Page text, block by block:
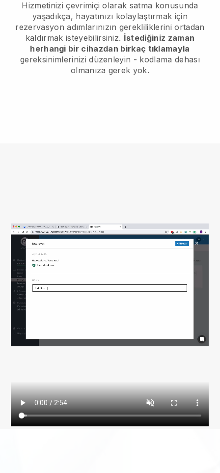
Hizmetinizi çevrimiçi olarak satma konusunda
yaşadıkça, hayatınızı kolaylaştırmak için
rezervasyon adımlarınızın gerekliliklerini ortadan
kaldırmak isteyebilirsiniz. İstediğiniz zaman
herhangi bir cihazdan birkaç tıklamayla
gereksinimlerinizi düzenleyin - kodlama dehası
olmanıza gerek yok.